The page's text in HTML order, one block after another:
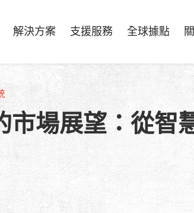
解決方案 支援服務 全球據點
場展望：從智